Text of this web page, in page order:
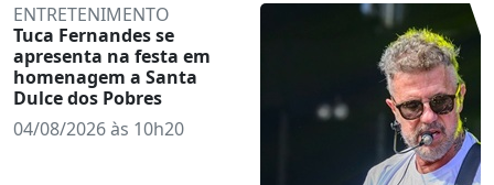
ENTRETENIMENTO
Tuca Fernandes se
apresenta na festa em
homenagem a Santa
Dulce dos Pobres
04/08/2026 às 10h20